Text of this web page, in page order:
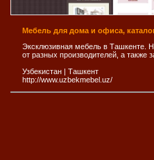
Мебель для дома и офиса,
Эксклюзивная мебель в Ташкенте.
от разных производителей, а также
Узбекистан | Ташкент
http://www.uzbekmebel.uz/